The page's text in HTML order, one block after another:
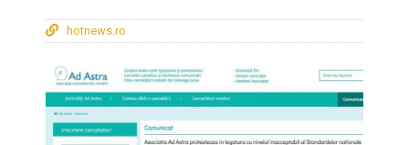
hotnews.ro